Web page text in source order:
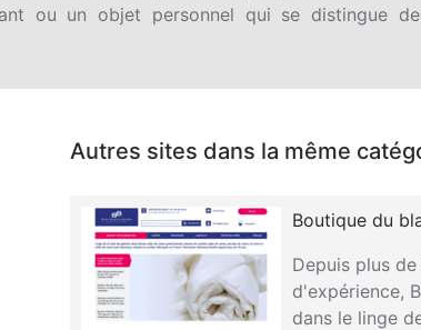
ou un objet personnel qui se distingue
Autres sites dans la même
Boutique du
Depuis plus
d'expérience,
dans le linge